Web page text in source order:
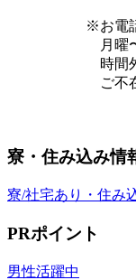
※お電
月曜
時間
ご不
寮・住み込み情
寮/社宅あり・住み
PRポイント
男性活躍中